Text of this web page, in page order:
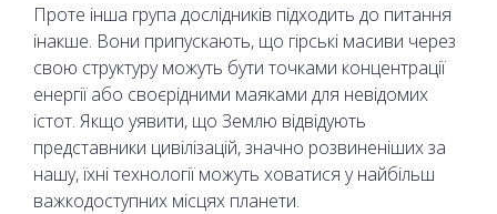
Проте інша група дослідників підходить до питання
інакше. Вони припускають, що гірські масиви через
свою структуру можуть бути точками концентрації
енергії або своєрідними маяками для невідомих
істот. Якщо уявити, що Землю відвідують
представники цивілізацій, значно розвиненіших за
нашу, їхні технології можуть ховатися у найбільш
важкодоступних місцях планети.